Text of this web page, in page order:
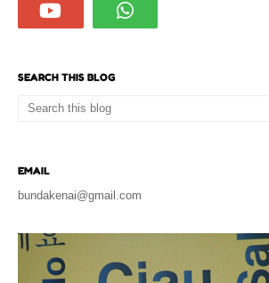
SEARCH THIS BLOG
EMAIL
bundakenai@gmail.com